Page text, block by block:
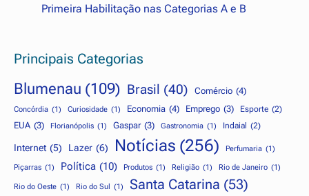
Primeira Habilitação nas Categorias A e B
Principais Categorias
Blumenau (109) Brasil (40) Comércio (4)
Concórdia (1) Curiosidade (1) Economia (4) Emprego (3) Esporte (2)
EUA (3) Florianópolis (1) Gaspar (3) Gastronomia (1) Indaial (2)
Internet (5) Lazer (6) Notícias (256) Perfumaria (1)
Piçarras (1) Política (10) Produtos (1) Religião (1) Rio de Janeiro (1)
Rio do Oeste (1) Rio do Sul (1) Santa Catarina (53)